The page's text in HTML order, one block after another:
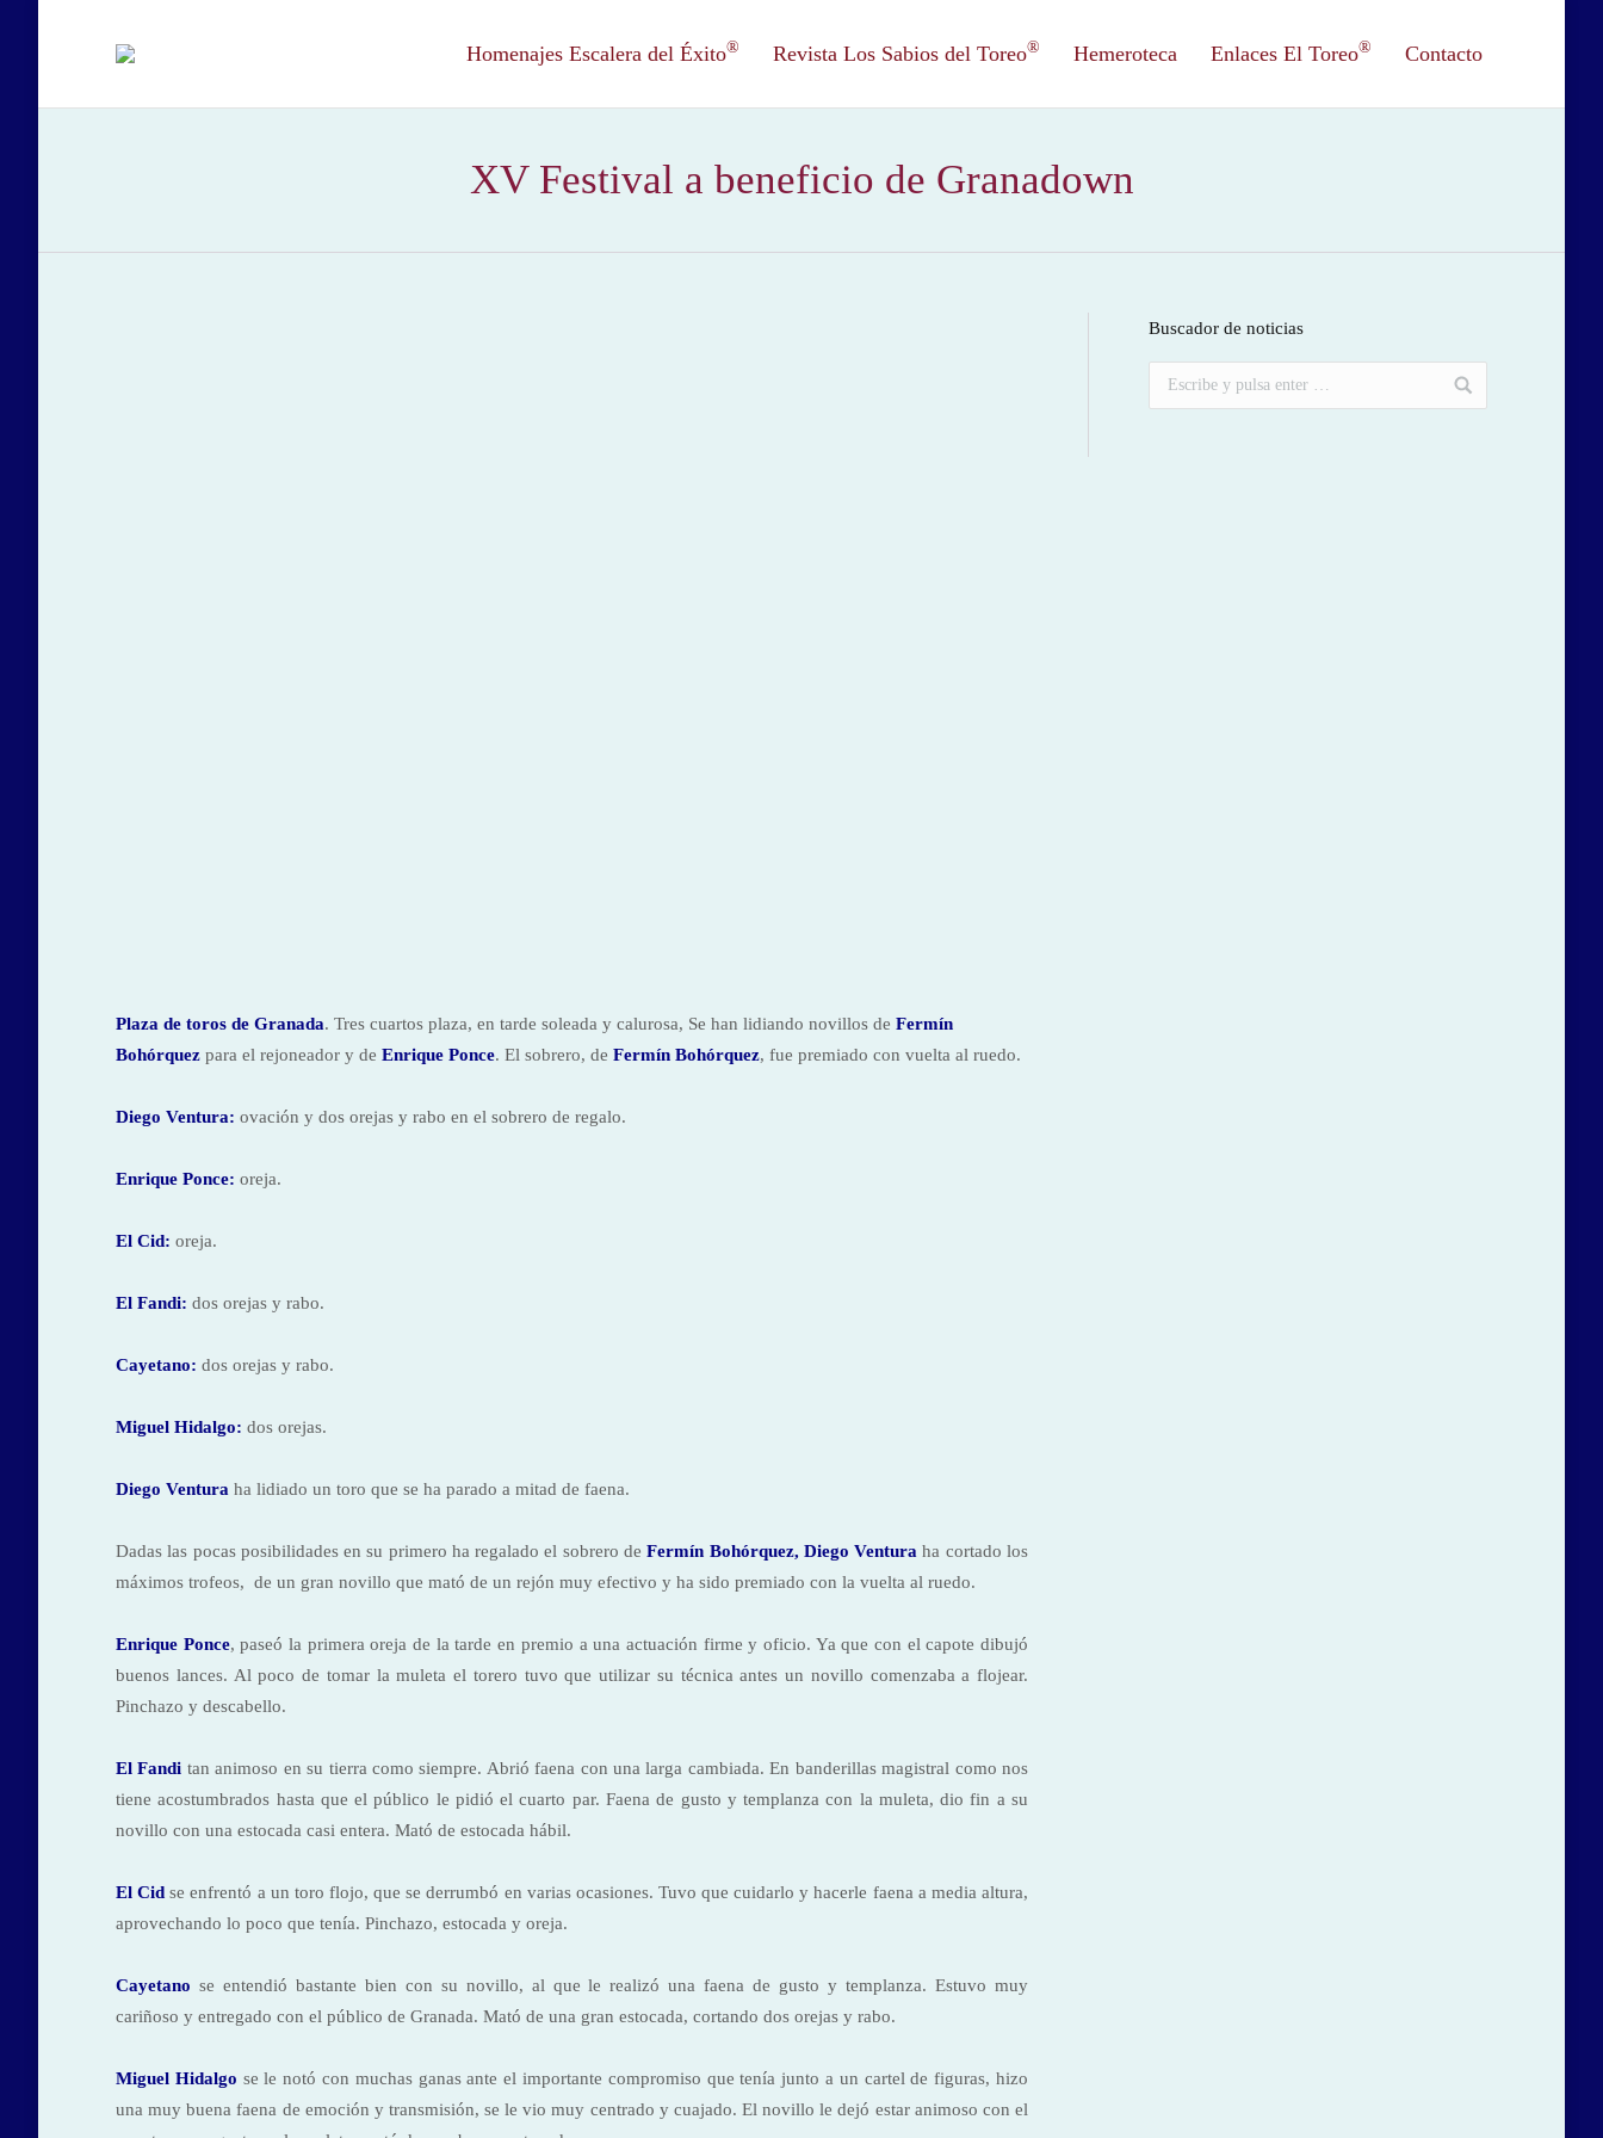
Homenajes Escalera del Éxito® Revista Los Sabios del Toreo® Hemeroteca Enlaces El Toreo® Contacto
XV Festival a beneficio de Granadown
Plaza de toros de Granada. Tres cuartos plaza, en tarde soleada y calurosa, Se han lidiando novillos de Fermín
Bohórquez para el rejoneador y de Enrique Ponce. El sobrero, de Fermín Bohórquez, fue premiado con vuelta al ruedo.
Diego Ventura: ovación y dos orejas y rabo en el sobrero de regalo.
Enrique Ponce: oreja.
El Cid: oreja.
El Fandi: dos orejas y rabo.
Cayetano: dos orejas y rabo.
Miguel Hidalgo: dos orejas.
Diego Ventura ha lidiado un toro que se ha parado a mitad de faena.
Dadas las pocas posibilidades en su primero ha regalado el sobrero deFermín Bohórquez, Diego Ventura ha cortado los
máximos trofeos, de un gran novillo que mató de un rejón muy efectivo y ha sido premiado con la vuelta al ruedo.
Enrique Ponce, paseó la primera oreja de la tarde en premio a una actuación firme y oficio. Ya que con el capote dibujó
buenos lances. Al poco de tomar la muleta el torero tuvo que utilizar su técnica antes un novillo comenzaba a flojear.
Pinchazo y descabello.
El Fandi tan animoso en su tierra como siempre. Abrió faena con una larga cambiada. En banderillas magistral como nos
tiene acostumbrados hasta que el público le pidió el cuarto par. Faena de gusto y templanza con la muleta, dio fin a su
novillo con una estocada casi entera. Mató de estocada hábil.
El Cid se enfrentó a un toro flojo, que se derrumbó en varias ocasiones. Tuvo que cuidarlo y hacerle faena a media altura,
aprovechando lo poco que tenía. Pinchazo, estocada y oreja.
Cayetano se entendió bastante bien con su novillo, al que le realizó una faena de gusto y templanza. Estuvo muy
cariñoso y entregado con el público de Granada. Mató de una gran estocada, cortando dos orejas y rabo.
Miguel Hidalgo se le notó con muchas ganas ante el importante compromiso que tenía junto a un cartel de figuras, hizo
una muy buena faena de emoción y transmisión, se le vio muy centrado y cuajado. El novillo le dejó estar animoso con el
Buscador de noticias